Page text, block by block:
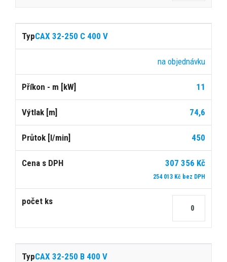
CAX 32-250 C 400 V
na objednávku
11
74,6
450
307 356 Kč
254 013 Kč bez DPH
CAX 32-250 B 400 V